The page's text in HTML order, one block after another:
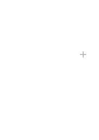
も喜んでおりました！可